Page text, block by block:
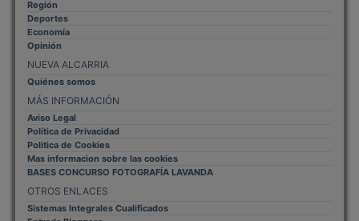
Deportes
Economía
Opinión
NUEVA ALCARRIA
Quiénes somos
MÁS INFORMACIÓN
Aviso Legal
Política de Privacidad
Politica de Cookies
Mas informacion sobre las cookies
BASES CONCURSO FOTOGRAFÍA LAVANDA
Sistemas Integrales Cualificados
Entrada Bloggers